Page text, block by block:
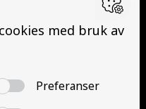
– YSK)